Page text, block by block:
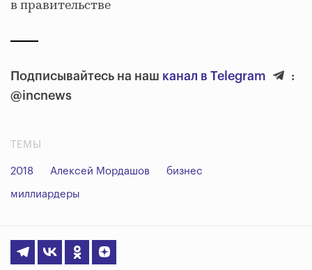
в правительстве
Подписывайтесь на наш канал в Telegram
:
@incnews
ТЕМЫ
2018 Алексей Мордашов бизнес
миллиардеры